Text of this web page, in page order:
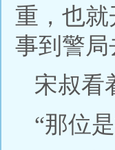
重，也
事到警局
宋叔看
“那位